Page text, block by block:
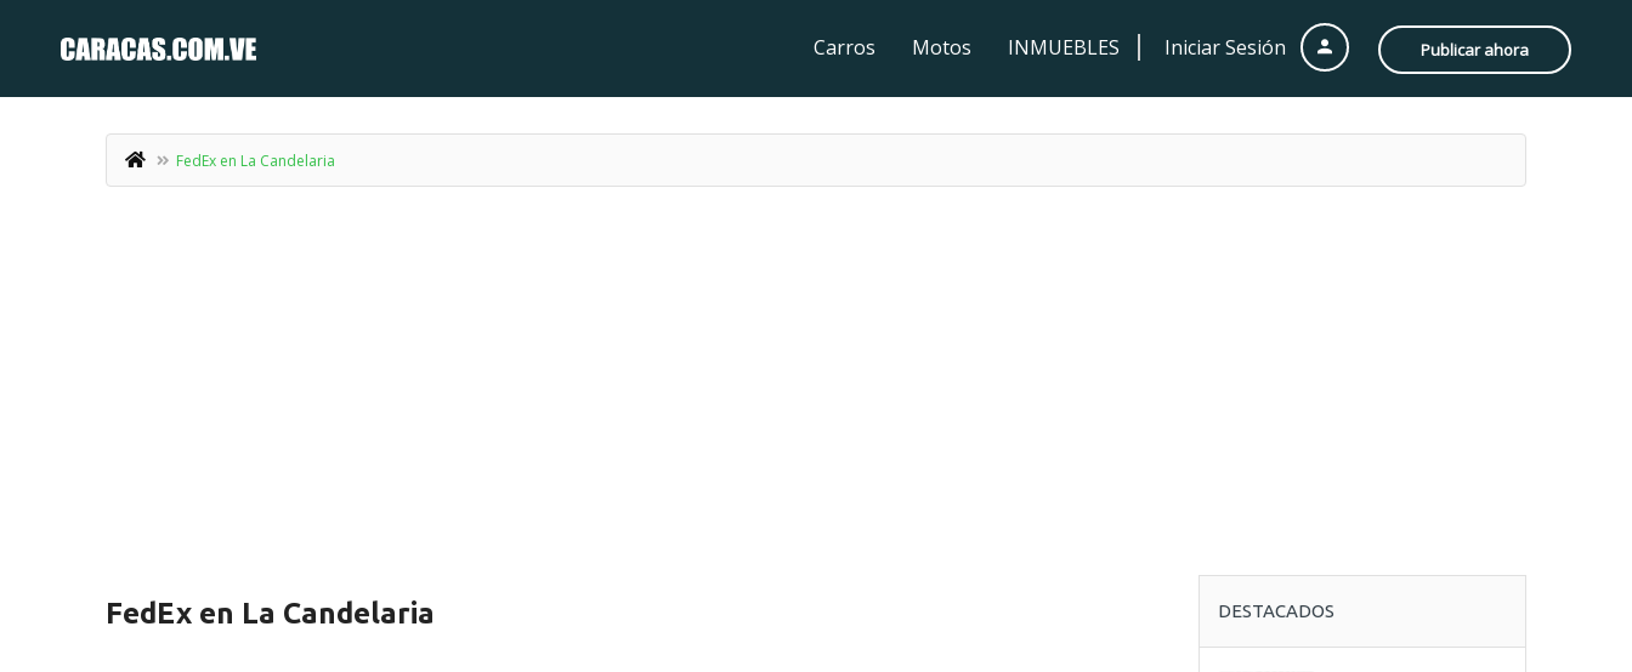
Iniciar Sesión Publicar ahora
Carros Motos INMUEBLES
FedEx en La Candelaria
FedEx en La Candelaria DESTACADOS